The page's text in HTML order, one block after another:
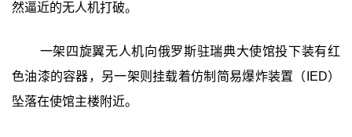
然逼近的无人机打破。
一架四旋翼无人机向俄罗斯驻瑞典大使馆投下装有红
色油漆的容器，另一架则挂载着仿制简易爆炸装置（IED）
坠落在使馆主楼附近。